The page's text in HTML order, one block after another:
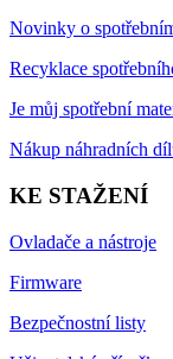
Novinky o
Recyklace
Je můj spotřební
Nákup náhradních
KE STAŽENÍ
Ovladače a nástroje
Firmware
Bezpečnostní listy